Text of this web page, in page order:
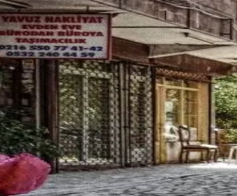
发现
广场 消息 我的
简体中文